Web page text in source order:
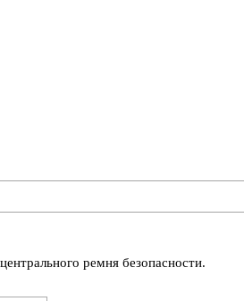
ремня безопасности.